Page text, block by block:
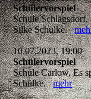
Schülervorspiel
Schule
Silke Schülke.
10.07.2023, 19:00
Schülervorspiel
Schule Carlow, Es
Schülke.mehr